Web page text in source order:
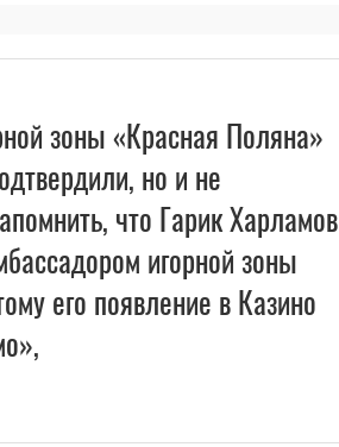
зоны «Красная Поляна»
но и не
что Гарик Харламов
игорной зоны
его появление в Казино